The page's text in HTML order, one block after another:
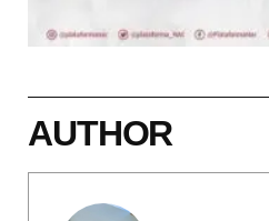
AUTHOR